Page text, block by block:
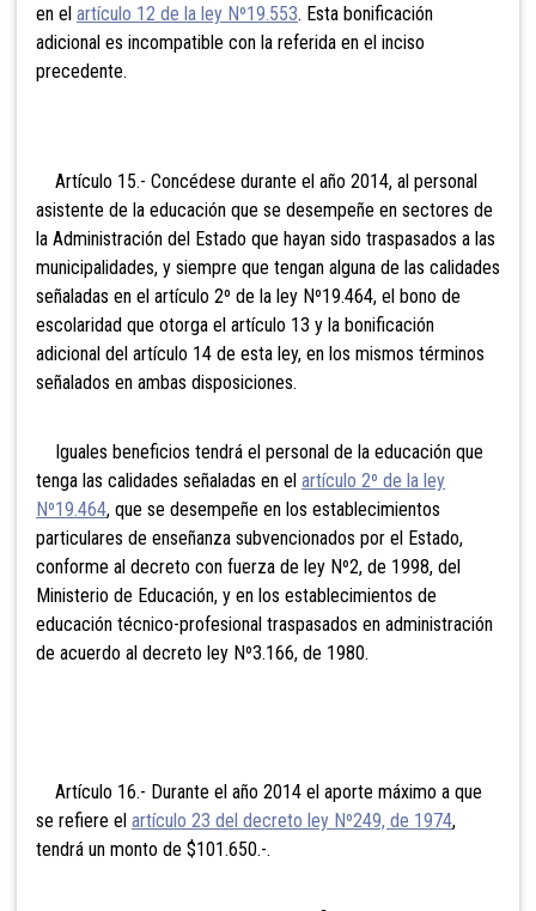
en el artículo 12 de la ley Nº19.553. Esta bonificación
adicional es incompatible con la referida en el inciso
precedente.
Artículo 15.- Concédese durante el año 2014, al personal
asistente de la educación que se desempeñe en sectores de
la Administración del Estado que hayan sido traspasados a las
municipalidades, y siempre que tengan alguna de las calidades
señaladas en el artículo 2º de la ley Nº19.464, el bono de
escolaridad que otorga el artículo 13 y la bonificación
adicional del artículo 14 de esta ley, en los mismos términos
señalados en ambas disposiciones.
Iguales beneficios tendrá el personal de la educación que
tenga las calidades señaladas en el artículo 2º de la ley
Nº19.464, que se desempeñe en los establecimientos
particulares de enseñanza subvencionados por el Estado,
conforme al decreto con fuerza de ley Nº2, de 1998, del
Ministerio de Educación, y en los establecimientos de
educación técnico-profesional traspasados en administración
de acuerdo al decreto ley Nº3.166, de 1980.
Artículo 16.- Durante el año 2014 el aporte máximo a que
se refiere el artículo 23 del decreto ley Nº249, de 1974,
tendrá un monto de $101.650.-.